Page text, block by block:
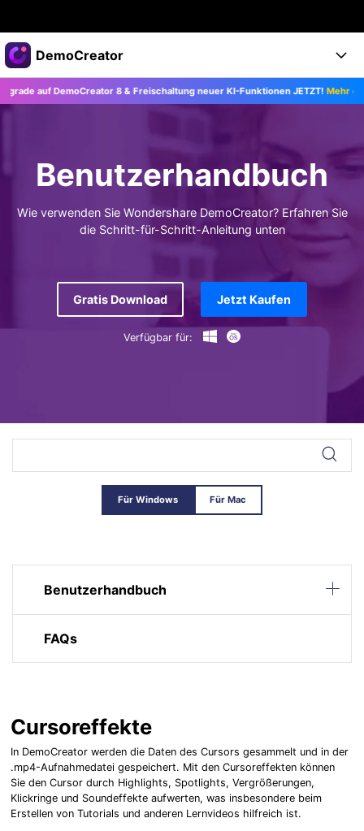
Top-Produkte
KI-gestützte digitale Kreativität
Dienstprogramme
Business
Presseraum
Shop
DemoCreator
Produkte
Funktionen
KI-Funktionen
Lösungen
DemoCreator für
Hilfezentrum
Upgrade auf DemoCreator 8
auf DemoCreator 8 & Freischaltung neuer KI-Funktionen JETZT!Mehr
Benutzerhandbuch
Wie verwenden Sie Wondershare DemoCreator? Erfahren Sie
die Schritt-für-Schritt-Anleitung unten
Gratis Download Jetzt Kaufen
Verfügbar für:
Für Windows Für Mac
Benutzerhandbuch
FAQs
Cursoreffekte
In DemoCreator werden die Daten des Cursors gesammelt und in der
.mp4-Aufnahmedatei gespeichert. Mit den Cursoreffekten können
Sie den Cursor durch Highlights, Spotlights, Vergrößerungen,
Klickringe und Soundeffekte aufwerten, was insbesondere beim
Erstellen von Tutorials und anderen Lernvideos hilfreich ist.